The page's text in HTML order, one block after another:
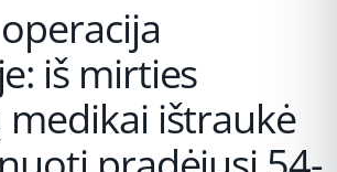
iš mirties
ištraukė